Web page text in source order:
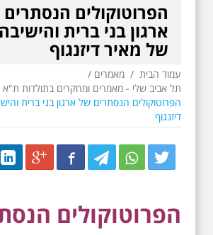
הפרוטוקולים
ארגון בני ברית
של מאיר דיזנגוף
עמוד הבית / מאמרים /
תל אביב שלי - מאמרים ומחקרים בתולדות ת"א
הפרוטוקולים הנסתרים של ארגון בני ברית
דיזנגוף
Twitter
Twitter
Twitter
הפרוטוקולים